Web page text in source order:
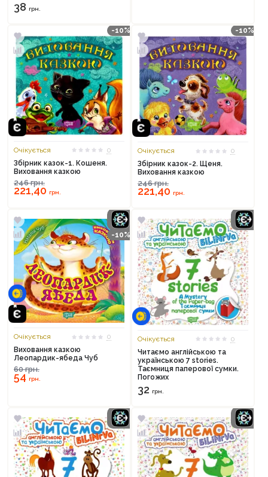
38 грн.
-10%
Очікується
0
Збірник казок-1. Кошеня.
Виховання казкою
246грн.
221,40 грн.
-10%
Очікується
0
Збірник казок-2. Щеня.
Виховання казкою
246грн.
221,40 грн.
-10%
Очікується
0
Виховання казкою
Леопардик-ябеда Чуб
60грн.
54грн.
Очікується
0
Читаємо англійською та
українською 7 stories.
Таємниця паперової сумки.
Погожих
32 грн.